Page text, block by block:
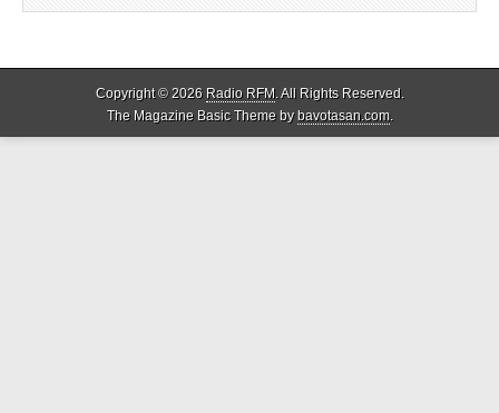
Copyright © 2026 Radio RFM. All Rights Reserved.
The Magazine Basic Theme bybavotasan.com.